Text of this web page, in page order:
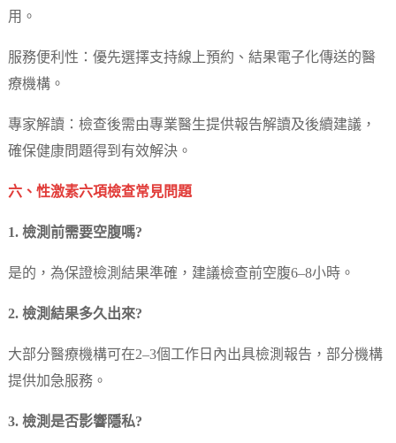
用。
服務便利性：優先選擇支持線上預約、結果電子化傳送的醫
療機構。
專家解讀：檢查後需由專業醫生提供報告解讀及後續建議，
確保健康問題得到有效解決。
六、性激素六項檢查常見問題
1. 檢測前需要空腹嗎?
是的，為保證檢測結果準確，建議檢查前空腹6–8小時。
2. 檢測結果多久出來?
大部分醫療機構可在2–3個工作日內出具檢測報告，部分機構
提供加急服務。
3. 檢測是否影響隱私?